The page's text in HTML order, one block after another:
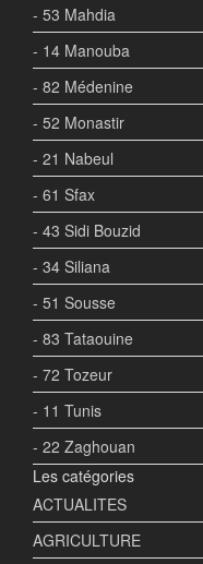
- 53 Mahdia
- 14 Manouba
- 82 Médenine
- 52 Monastir
- 21 Nabeul
- 61 Sfax
- 43 Sidi Bouzid
- 34 Siliana
- 51 Sousse
- 83 Tataouine
- 72 Tozeur
- 11 Tunis
- 22 Zaghouan
Les catégories
ACTUALITES
AGRICULTURE